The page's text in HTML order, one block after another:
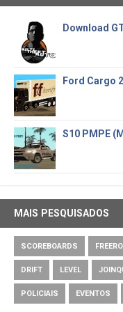
Download
Ford Cargo
S10 PMPE
MAIS PESQUISADOS
SCOREBOARDS
DRIFT LEVEL
POLICIAIS EVENTOS